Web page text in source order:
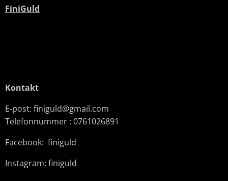
FiniGuld
Kontakt
E-post: finiguld@gmail.com
Telefonnummer : 0761026891
Facebook: finiguld
Instagram: finiguld